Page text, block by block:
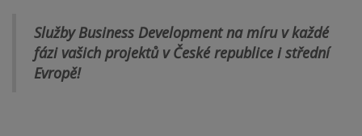
Služby Business Development na míru v každé
fázi vašich projektů v České republice i střední
Evropě!